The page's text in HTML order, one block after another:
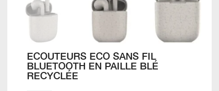
ECOUTEURS ECO SANS FIL
BLUETOOTH EN PAILLE BLÉ
RECYCLÉE